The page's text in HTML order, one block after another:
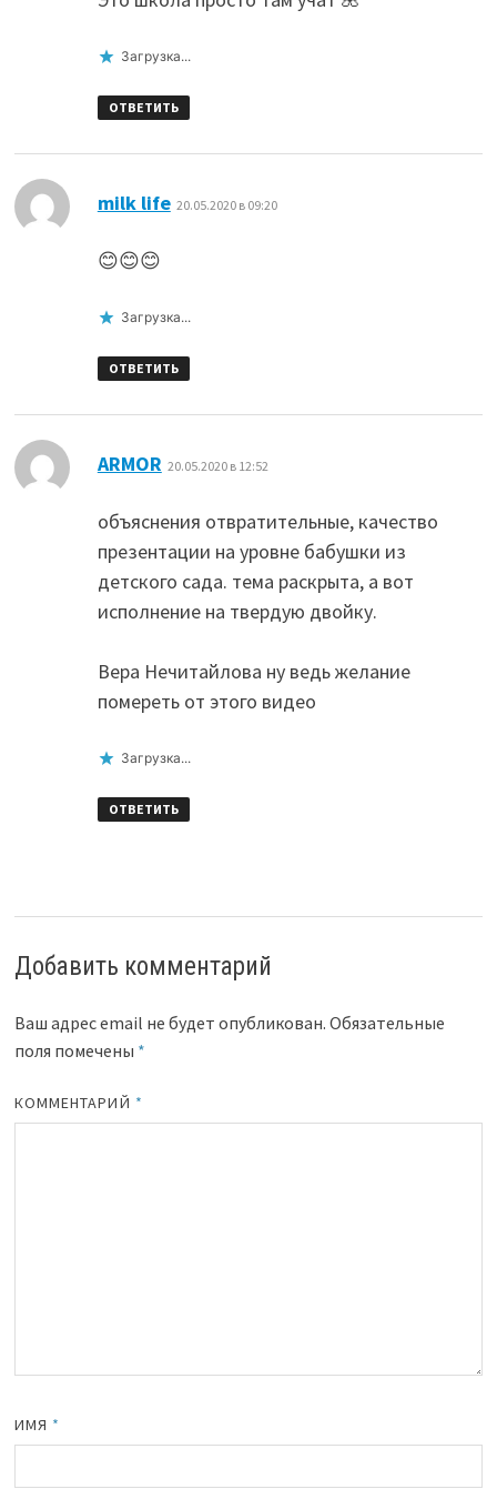
Загрузка...
ОТВЕТИТЬ
milk life: 20.05.2020 в 09:20
😊😊😊
Загрузка...
ОТВЕТИТЬ
ARMOR 20.05.2020 в 12:52
объяснения отвратительные, качество
презентации на уровне бабушки из
детского сада. тема раскрыта, а вот
исполнение на твердую двойку.
Вера Нечитайлова ну ведь желание
помереть от этого видео
Загрузка...
ОТВЕТИТЬ
Добавить комментарий
Ваш адрес email не будет опубликован. Обязательные
поля помечены *
КОММЕНТАРИЙ *
ИМЯ *